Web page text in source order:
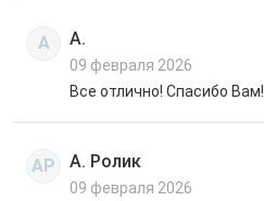
А А.
09 февраля 2026
Все отлично! Спасибо Вам!
АР А. Ролик
09 февраля 2026